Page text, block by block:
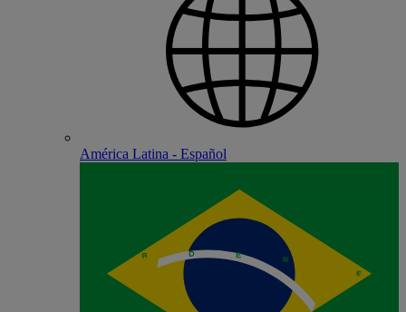
América Latina - Español